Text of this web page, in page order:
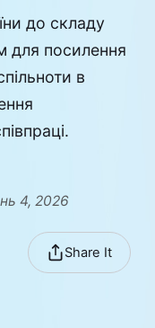
до складу
для посилення
в
4, 2026
Share It